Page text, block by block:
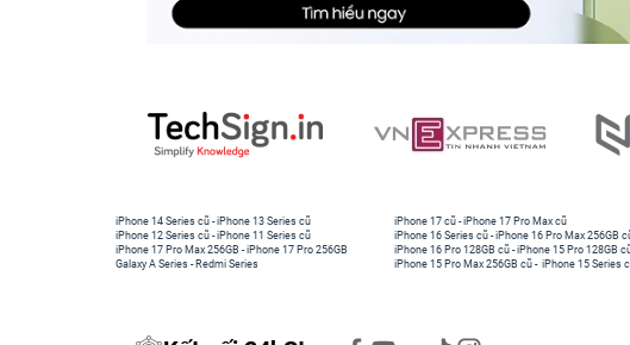
iPhone 14 Series cũ -iPhone 13 Series cũ
iPhone 12 Series cũ -iPhone 11 Series cũ
iPhone 17 Pro Max 256GB -iPhone 17 Pro 256GB
Galaxy A Series - Redmi Series
iPhone 17 cũ -iPhone 17 Pro Max cũ
iPhone 16 Series cũ - iPhone 16 Pro Max 256GB
iPhone 16 Pro 128GB cũ -iPhone 15 Pro 128GB
iPhone 15 Pro Max 256GB cũ - iPhone 15 Series